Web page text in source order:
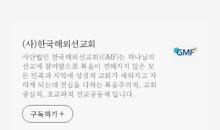
(사)한국해외선교회
사단법인 한국해외선교회(GMF)는 하나님의
선교에 참여함으로 복음이 전해지지 않은 모
든 민족과 지역에 성경적 교회가 세워지고 자
라게 되는데 전심을 다하는 복음주의적, 교회
중심적, 초교파적 선교공동체 입니다.
구독하기